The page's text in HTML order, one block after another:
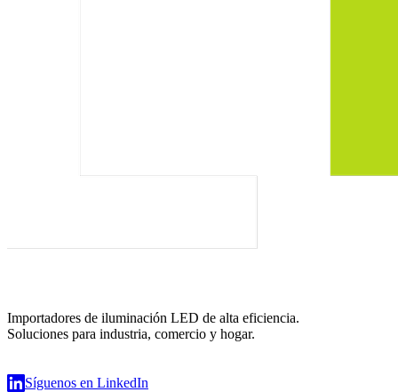
Importadores de iluminación LED de alta eficiencia.
Soluciones para industria, comercio y hogar.
Síguenos en LinkedIn